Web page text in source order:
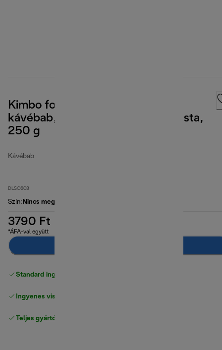
Kimbo for De'Longhi, Gourmet
kávébab, 80% arabica, 20% robusta,
250 g
Kávébab
DLSC608
Szín: Nincs meghatározva
3790 Ft
*ÁFA-val együtt
Standard ingyenes kiszállítás
Ingyenes visszaküldés
Teljes gyártói garancia